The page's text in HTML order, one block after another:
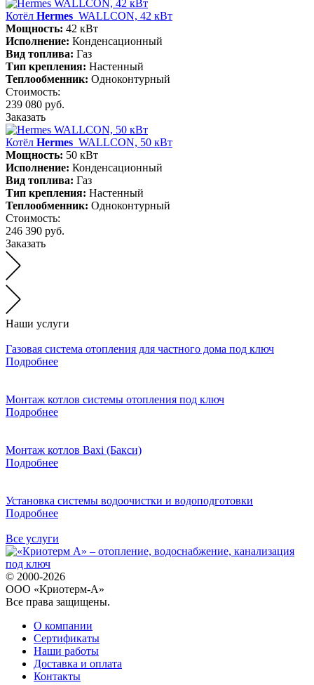
Котёл Hermes WALLCON, 42 кВт
Мощность: 42 кВт
Исполнение: Конденсационный
Вид топлива: Газ
Тип крепления: Настенный
Теплообменник: Одноконтурный
Стоимость:
239 080 руб.
Заказать
Котёл Hermes WALLCON, 50 кВт
Мощность: 50 кВт
Исполнение: Конденсационный
Вид топлива: Газ
Тип крепления: Настенный
Теплообменник: Одноконтурный
Стоимость:
246 390 руб.
Заказать
Наши услуги
Газовая система отопления для частного дома под ключ
Подробнее
Монтаж котлов системы отопления под ключ
Подробнее
Монтаж котлов Baxi (Бакси)
Подробнее
Установка системы водоочистки и водоподготовки
Подробнее
Все услуги
© 2000-2026
ООО «Криотерм-А»
Все права защищены.
О компании
Сертификаты
Наши работы
Доставка и оплата
Контакты